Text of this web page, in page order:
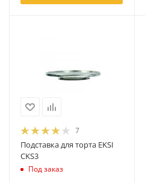
7
Подставка для торта EKSI
CKS3
Под заказ